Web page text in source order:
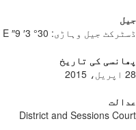
جیل
ڈسٹرکٹ جیل وہاڑی: 30° 3′ 9″ N, 72° 21′ 18″ E
پھانسی کی تاریخ
28 اپریل، 2015
عدالت
District and Sessions Court